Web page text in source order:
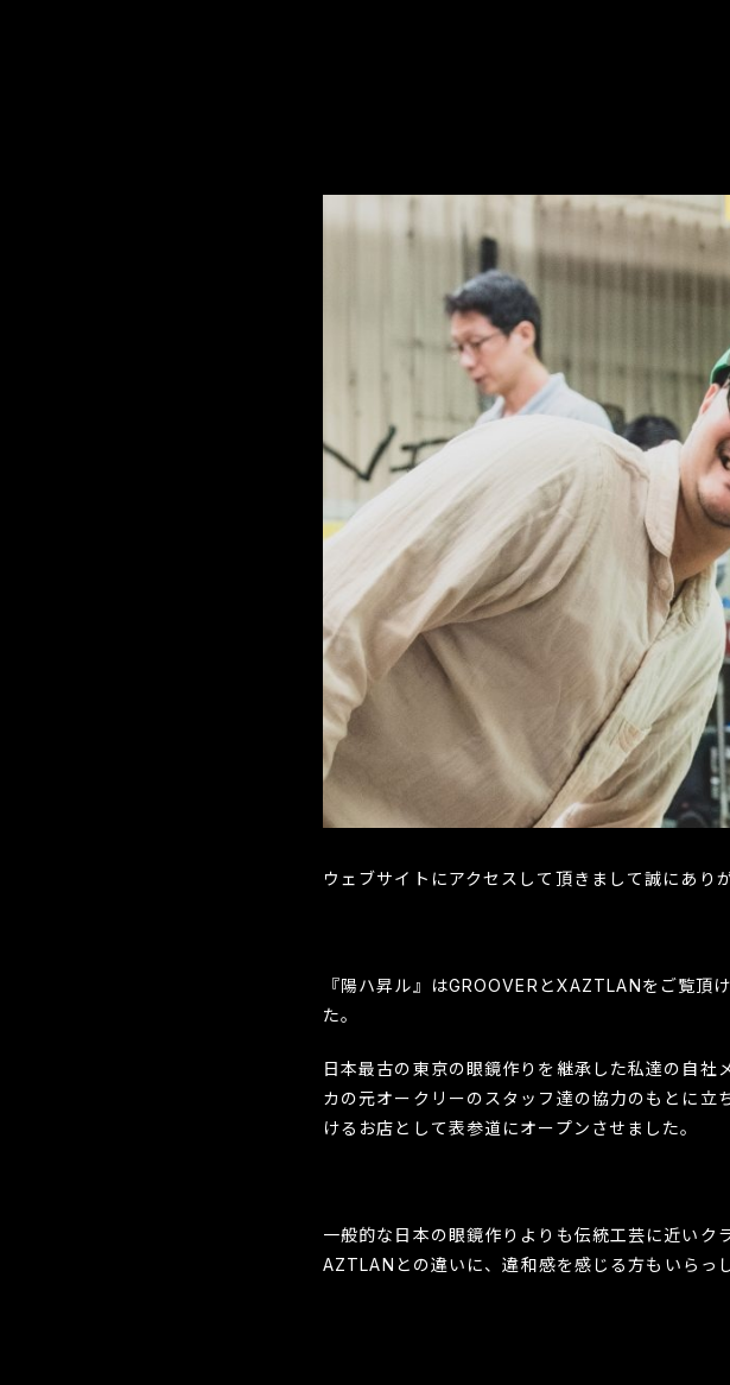
ウェブサイトにアクセスして頂きまして誠にあり
『陽ハ昇ル』はGROOVERとXAZTLANをご覧頂
た。
日本最古の東京の眼鏡作りを継承した私達の自社
カの元オークリーのスタッフ達の協力のもとに
けるお店として表参道にオープンさせました。
一般的な日本の眼鏡作りよりも伝統工芸に近いク
AZTLANとの違いに、違和感を感じる方もいらっ